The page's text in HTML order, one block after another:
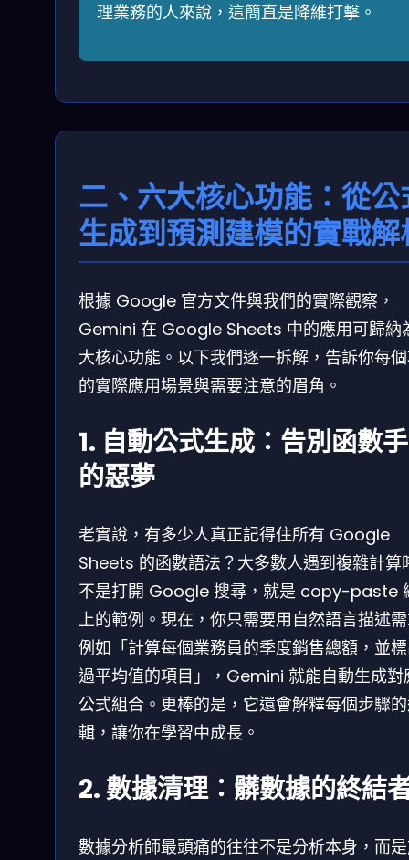
理業務的人來說，這簡直是降維打擊。
二、六大核心功能：從公
生成到預測建模的實戰解
根據 Google 官方文件與我們的實際觀察，
Gemini 在 Google Sheets 中的應用可歸納
大核心功能。以下我們逐一拆解，告訴你每
的實際應用場景與需要注意的眉角。
1. 自動公式生成：告別函數
的惡夢
老實說，有多少人真正記得住所有 Google
Sheets 的函數語法？大多數人遇到複雜計算
不是打開 Google 搜尋，就是 copy-paste
上的範例。現在，你只需要用自然語言描述
例如「計算每個業務員的季度銷售總額，並
過平均值的項目」，Gemini 就能自動生成對
公式組合。更棒的是，它還會解釋每個步驟
輯，讓你在學習中成長。
2. 數據清理：髒數據的終結
數據分析師最頭痛的往往不是分析本身，而